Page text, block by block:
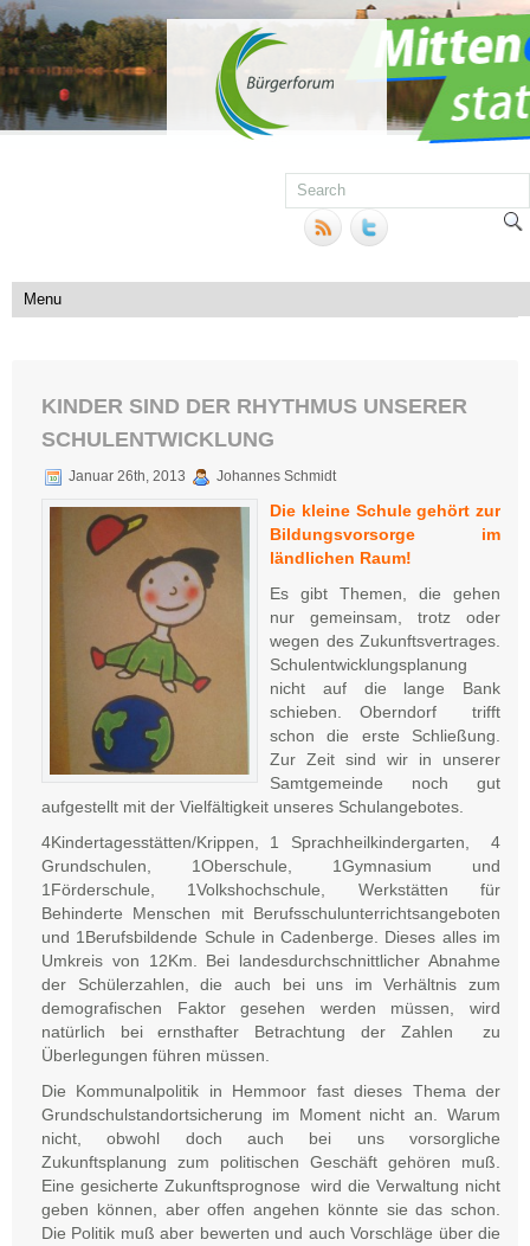
KINDER SIND DER RHYTHMUS UNSERER
SCHULENTWICKLUNG
Januar 26th, 2013 Johannes Schmidt
Die kleine Schule gehört zur
Bildungsvorsorge im
ländlichen Raum!
Es gibt Themen, die gehen
nur gemeinsam, trotz oder
wegen des Zukunftsvertrages.
Schulentwicklungsplanung
nicht auf die lange Bank
schieben. Oberndorf trifft
schon die erste Schließung.
Zur Zeit sind wir in unserer
Samtgemeinde noch gut
aufgestellt mit der Vielfältigkeit unseres Schulangebotes.
4Kindertagesstätten/Krippen, 1 Sprachheilkindergarten, 4
Grundschulen, 1Oberschule, 1Gymnasium und
1Förderschule, 1Volkshochschule, Werkstätten für
Behinderte Menschen mit Berufsschulunterrichtsangeboten
und 1Berufsbildende Schule in Cadenberge. Dieses alles im
Umkreis von 12Km. Bei landesdurchschnittlicher Abnahme
der Schülerzahlen, die auch bei uns im Verhältnis zum
demografischen Faktor gesehen werden müssen, wird
natürlich bei ernsthafter Betrachtung der Zahlen zu
Überlegungen führen müssen.
Die Kommunalpolitik in Hemmoor fast dieses Thema der
Grundschulstandortsicherung im Moment nicht an. Warum
nicht, obwohl doch auch bei uns vorsorgliche
Zukunftsplanung zum politischen Geschäft gehören muß.
Eine gesicherte Zukunftsprognose wird die Verwaltung nicht
geben können, aber offen angehen könnte sie das schon.
Die Politik muß aber bewerten und auch Vorschläge über die